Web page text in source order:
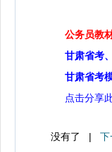
公务员教
甘肃省考
甘肃省考
点击分享
没有了 | 下